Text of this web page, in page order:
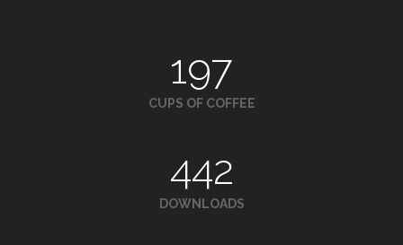
197
CUPS OF COFFEE
442
DOWNLOADS